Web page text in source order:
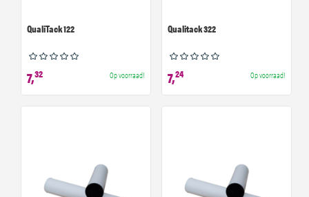
QualiTack 122
7,32 Op voorraad!
Qualitack 322
7,24 Op voorraad!